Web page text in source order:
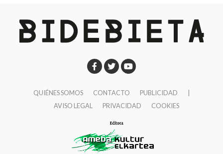
QUIÉNES SOMOS CONTACTO PUBLICIDAD
AVISO LEGAL
PRIVACIDAD COOKIES